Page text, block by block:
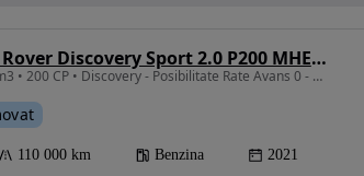
Land Rover Discovery Sport 2.0 P200 MHEV Urban Edition
1997 cm3 • 200 CP • Discovery - Posibilitate Rate Avans 0 - Garantie 12 Luni - IMPECABILA
110 000 km Benzina 2021